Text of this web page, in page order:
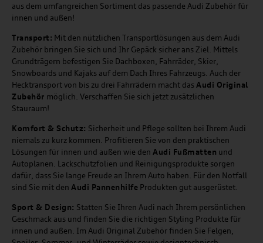
aus dem umfangreichen Sortiment das passende Audi Zubehör für
innen und außen!
Transport: Mit den nützlichen Transportlösungen aus dem Audi
Zubehör bringen Sie sich und Ihr Gepäck sicher ans Ziel. Mittels
Grundträgern befestigen Sie Dachboxen, Fahrräder, Skier,
Snowboards und Kajaks auf dem Dach Ihres Fahrzeugs. Auch der
Hecktransport von bis zu drei Fahrrädern macht das Audi Original
Zubehör möglich. Verschaffen Sie sich jetzt zusätzlichen
Stauraum!
Komfort & Schutz: Sicherheit und Pflege sollten bei Ihrem Audi
niemals zu kurz kommen. Profitieren Sie von den praktischen
Lösungen für innen und außen wie den Audi Fußmatten und
Autoplanen. Lackschutzfolien und Reinigungsprodukte sorgen
dafür, dass Sie lange Freude an Ihrem Auto haben. Für den Notfall
sind Sie mit den Audi Pannenhilfe Produkten gut ausgerüstet.
Sport & Design: Statten Sie Ihren Audi nach Ihrem persönlichen
Geschmack aus und finden Sie die richtigen Styling Produkte für
innen und außen. Im Audi Original Zubehör finden Sie Felgen,